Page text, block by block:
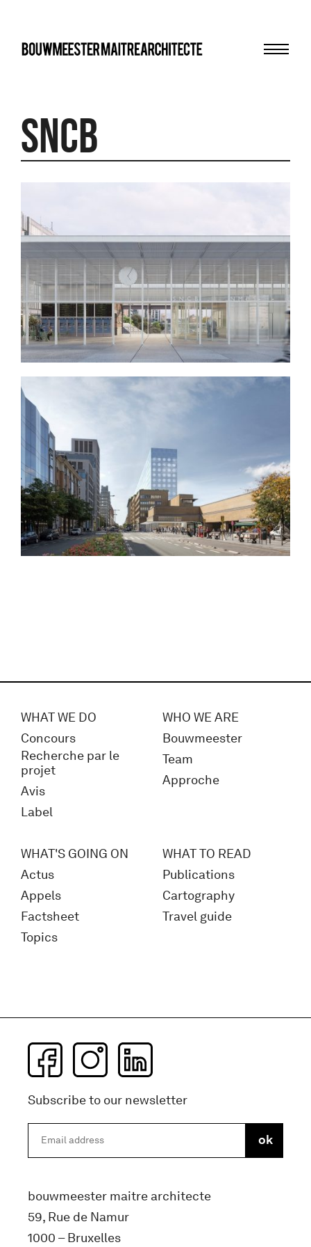
SNCB
WHAT WE DO
Concours
Recherche par le
projet
Avis
Label
WHO WE ARE
Bouwmeester
Team
Approche
WHAT'S GOING ON
Actus
Appels
Factsheet
Topics
WHAT TO READ
Publications
Cartography
Travel guide
Subscribe to our newsletter
bouwmeester maitre architecte
59, Rue de Namur
1000 – Bruxelles